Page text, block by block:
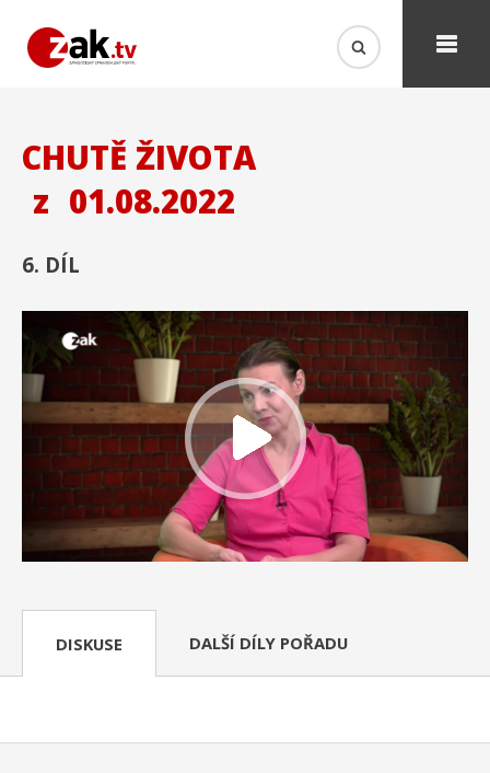
CHUTĚ ŽIVOTA
z 01.08.2022
6. DÍL
DISKUSE DALŠÍ DÍLY POŘADU